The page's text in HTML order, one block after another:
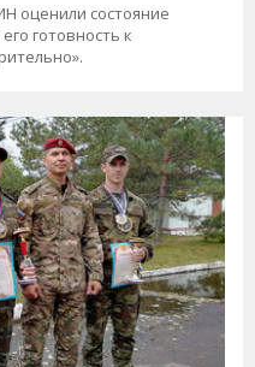
оценили состояние
готовность к